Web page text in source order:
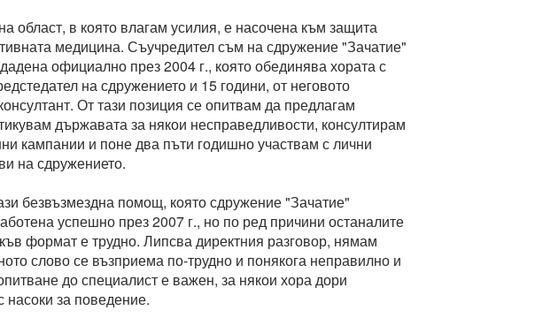
област, в която влагам усилия, е насочена към защита
медицина. Съучредител съм на сдружение "Зачатие"
официално през 2004 г., която обединява хората с
на сдружението и 15 години, от неговото
От тази позиция се опитвам да предлагам
държавата за някои несправедливости, консултирам
кампании и поне два пъти годишно участвам с лични
на сдружението.
безвъзмездна помощ, която сдружение "Зачатие"
успешно през 2007 г., но по ред причини останалите
формат е трудно. Липсва директния разговор, нямам
слово се възприема по-трудно и понякога неправилно и
до специалист е важен, за някои хора дори
за поведение.